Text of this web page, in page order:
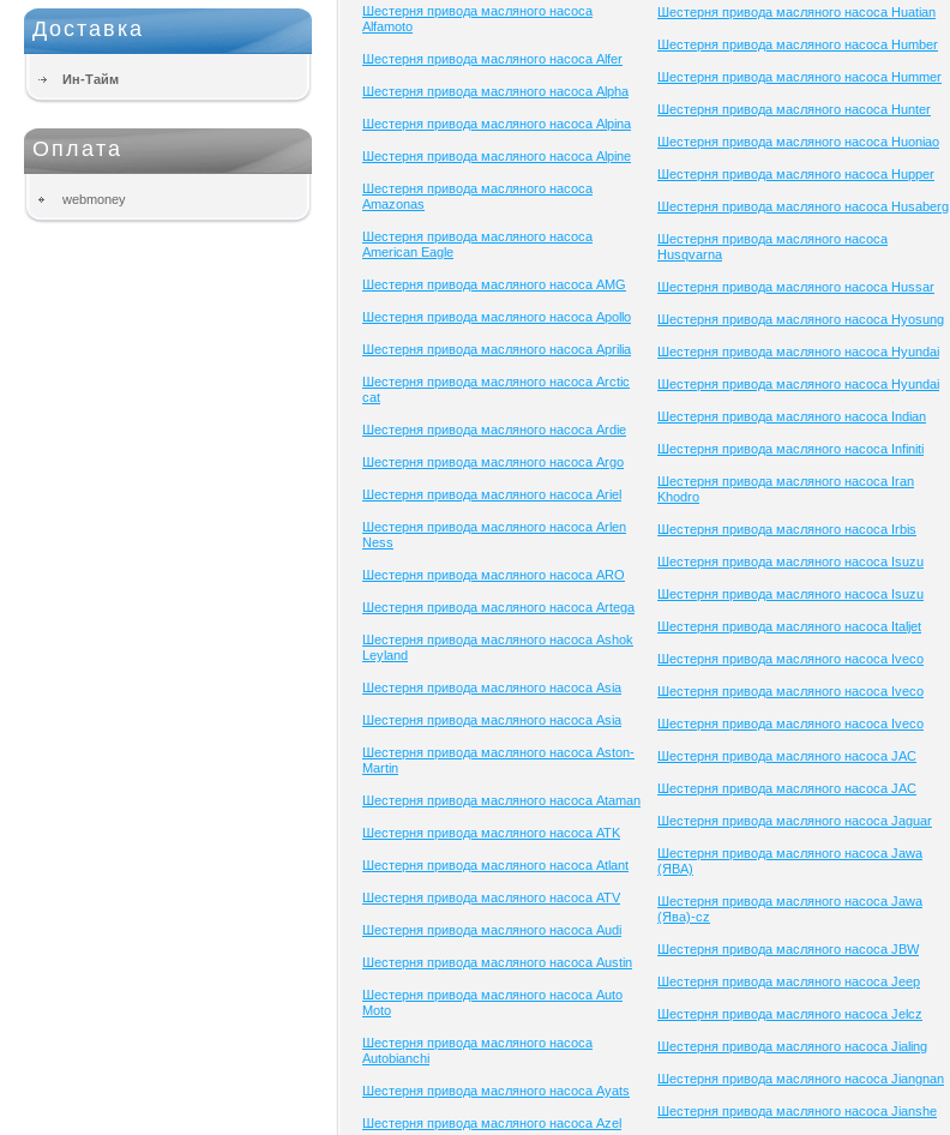
Доставка
Ин-Тайм
Оплата
webmoney
Шестерня привода масляного насоса
Alfamoto
Шестерня привода масляного насоса Alfer
Шестерня привода масляного насоса Alpha
Шестерня привода масляного насоса Alpina
Шестерня привода масляного насоса Alpine
Шестерня привода масляного насоса
Amazonas
Шестерня привода масляного насоса
American Eagle
Шестерня привода масляного насоса AMG
Шестерня привода масляного насоса Apollo
Шестерня привода масляного насоса Aprilia
Шестерня привода масляного насоса Arctic
cat
Шестерня привода масляного насоса Ardie
Шестерня привода масляного насоса Argo
Шестерня привода масляного насоса Ariel
Шестерня привода масляного насоса Arlen
Ness
Шестерня привода масляного насоса ARO
Шестерня привода масляного насоса Artega
Шестерня привода масляного насоса Ashok
Leyland
Шестерня привода масляного насоса Asia
Шестерня привода масляного насоса Asia
Шестерня привода масляного насоса Aston-
Martin
Шестерня привода масляного насоса Ataman
Шестерня привода масляного насоса ATK
Шестерня привода масляного насоса Atlant
Шестерня привода масляного насоса ATV
Шестерня привода масляного насоса Audi
Шестерня привода масляного насоса Austin
Шестерня привода масляного насоса Auto
Moto
Шестерня привода масляного насоса
Autobianchi
Шестерня привода масляного насоса Ayats
Шестерня привода масляного насоса Azel
Шестерня привода масляного насоса Huatian
Шестерня привода масляного насоса Humber
Шестерня привода масляного насоса Hummer
Шестерня привода масляного насоса Hunter
Шестерня привода масляного насоса Huoniao
Шестерня привода масляного насоса Hupper
Шестерня привода масляного насоса Husaberg
Шестерня привода масляного насоса
Husqvarna
Шестерня привода масляного насоса Hussar
Шестерня привода масляного насоса Hyosung
Шестерня привода масляного насоса Hyundai
Шестерня привода масляного насоса Hyundai
Шестерня привода масляного насоса Indian
Шестерня привода масляного насоса Infiniti
Шестерня привода масляного насоса Iran
Khodro
Шестерня привода масляного насоса Irbis
Шестерня привода масляного насоса Isuzu
Шестерня привода масляного насоса Isuzu
Шестерня привода масляного насоса Italjet
Шестерня привода масляного насоса Iveco
Шестерня привода масляного насоса Iveco
Шестерня привода масляного насоса Iveco
Шестерня привода масляного насоса JAC
Шестерня привода масляного насоса JAC
Шестерня привода масляного насоса Jaguar
Шестерня привода масляного насоса Jawa
(ЯВА)
Шестерня привода масляного насоса Jawa
(Ява)-cz
Шестерня привода масляного насоса JBW
Шестерня привода масляного насоса Jeep
Шестерня привода масляного насоса Jelcz
Шестерня привода масляного насоса Jialing
Шестерня привода масляного насоса Jiangnan
Шестерня привода масляного насоса Jianshe